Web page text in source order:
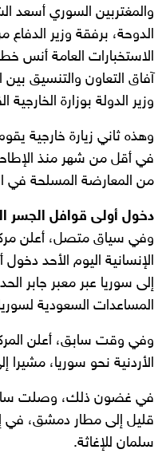
والمغتربين السوري أسعد
الدوحة، برفقة وزير
الاستخبارات العامة أنس
آفاق التعاون والتنسيق
وزير الدولة بوزارة
وهذه ثاني زيارة خارجية
في أقل من شهر منذ
من المعارضة المسلحة في
دخول أولى قوافل الجسر
وفي سياق متصل، أعلن
الإنسانية اليوم الأحد
إلى سوريا عبر معبر جابر
المساعدات السعودية
وفي وقت سابق، أعلن
الأردنية نحو سوريا،
في غضون ذلك، وصلت
قليل إلى مطار دمشق، في
سلمان للإغاثة.